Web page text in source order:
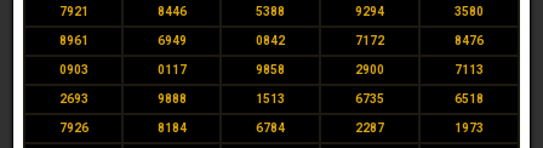
7921 8446 5388 9294 3580
8961 6949 0842 7172 8476
0903 0117 9858 2900 7113
2693 9888 1513 6735 6518
7926 8184 6784 2287 1973